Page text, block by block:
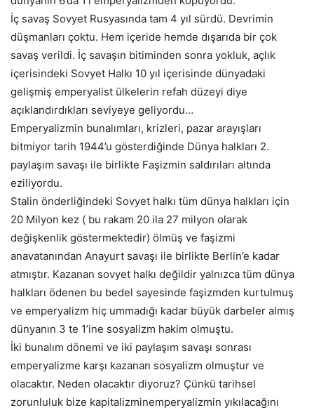
İç savaş Sovyet Rusyasında tam 4 yıl sürdü. Devrimin
düşmanları çoktu. Hem içeride hemde dışarıda bir çok
savaş verildi. İç savaşın bitiminden sonra yokluk, açlık
içerisindeki Sovyet Halkı 10 yıl içerisinde dünyadaki
gelişmiş emperyalist ülkelerin refah düzeyi diye
açıklandırdıkları seviyeye geliyordu…
Emperyalizmin bunalımları, krizleri, pazar arayışları
bitmiyor tarih 1944’u gösterdiğinde Dünya halkları 2.
paylaşım savaşı ile birlikte Faşizmin saldırıları altında
eziliyordu.
Stalin önderliğindeki Sovyet halkı tüm dünya halkları için
20 Milyon kez ( bu rakam 20 ila 27 milyon olarak
değişkenlik göstermektedir) ölmüş ve faşizmi
anavatanından Anayurt savaşı ile birlikte Berlin’e kadar
atmıştır. Kazanan sovyet halkı değildir yalnızca tüm dünya
halkları ödenen bu bedel sayesinde faşizmden kurtulmuş
ve emperyalizm hiç ummadığı kadar büyük darbeler almış
dünyanın 3 te 1’ine sosyalizm hakim olmuştu.
İki bunalım dönemi ve iki paylaşım savaşı sonrası
emperyalizme karşı kazanan sosyalizm olmuştur ve
olacaktır. Neden olacaktır diyoruz? Çünkü tarihsel
zorunluluk bize kapitalizminemperyalizmin yıkılacağını